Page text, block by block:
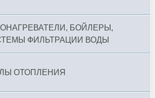
БОЙЛЕРЫ,
ФИЛЬТРАЦИИ ВОДЫ
ОТОПЛЕНИЯ